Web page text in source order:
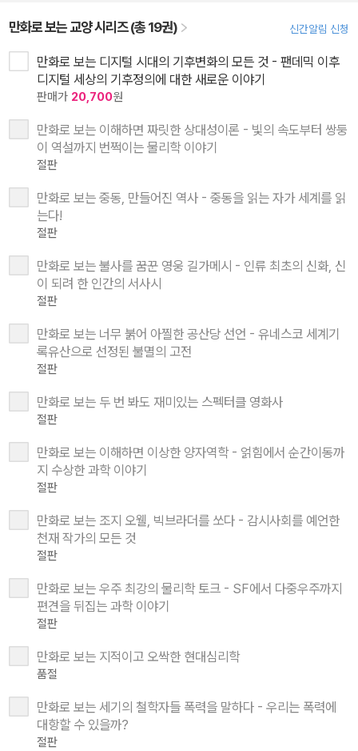
만화로 보는 교양 시리즈 (총 19권) 신간알림 신청
만화로 보는 디지털 시대의 기후변화의 모든 것 - 팬데믹 이후
디지털 세상의 기후정의에 대한 새로운 이야기
판매가 20,700원
만화로 보는 이해하면 짜릿한 상대성이론 - 빛의 속도부터 쌍둥
이 역설까지 번쩍이는 물리학 이야기
절판
만화로 보는 중동, 만들어진 역사 - 중동을 읽는 자가 세계를 읽
는다!
절판
만화로 보는 불사를 꿈꾼 영웅 길가메시 - 인류 최초의 신화, 신
이 되려 한 인간의 서사시
절판
만화로 보는 너무 붉어 아찔한 공산당 선언 - 유네스코 세계기
록유산으로 선정된 불멸의 고전
절판
만화로 보는 두 번 봐도 재미있는 스펙터클 영화사
절판
만화로 보는 이해하면 이상한 양자역학 - 얽힘에서 순간이동까
지 수상한 과학 이야기
절판
만화로 보는 조지 오웰, 빅브라더를 쏘다 - 감시사회를 예언한
천재 작가의 모든 것
절판
만화로 보는 우주 최강의 물리학 토크 - SF에서 다중우주까지
편견을 뒤집는 과학 이야기
절판
만화로 보는 지적이고 오싹한 현대심리학
품절
만화로 보는 세기의 철학자들 폭력을 말하다 - 우리는 폭력에
대항할 수 있을까?
절판